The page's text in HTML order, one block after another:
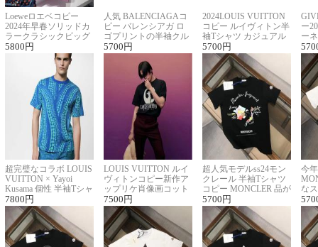
Loeweロエベコピー
2024年早春ソリッドカ
ラークラシックビッグ
ロゴ刺繍Tシャツ
5800 円
人気 BALENCIAGAコ
ピー バレンシアガ ロ
ゴプリントの半袖クル
ーネックTシャツ
5700 円
2024LOUIS VUITTON
コピー ルイヴィトン半
袖Tシャツ カジュアル
に馴染む 2色展開
5700 円
ー
ー
ー
超完璧なコラボ LOUIS
VUITTON × Yayoi
Kusama 個性 半袖Tシャ
ツコピー男女兼用
7800 円
LOUIS VUITTON ルイ
ヴィトンコピー新作ア
ップリケ肖像画コット
ンニット半袖Tシャツ
7500 円
超人気モデルss24モン
クレール 半袖Tシャツ
コピー MONCLER 品が
良く見た目
5700 円
今
な
ル